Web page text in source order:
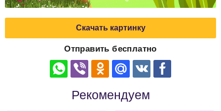
Скачать картинку
Отправить бесплатно
Рекомендуем